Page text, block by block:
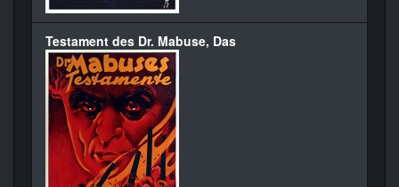
Testament des Dr. Mabuse, Das